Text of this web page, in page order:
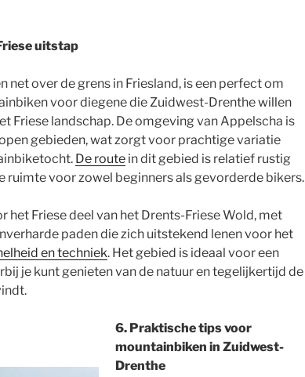
uitstap
net over de grens in Friesland, is een perfect om
voor diegene die Zuidwest-Drenthe willen
Friese landschap. De omgeving van Appelscha is
gebieden, wat zorgt voor prachtige variatie
De route in dit gebied is relatief rustig
ruimte voor zowel beginners als gevorderde bikers.
het Friese deel van het Drents-Friese Wold, met
paden die zich uitstekend lenen voor het
en techniek. Het gebied is ideaal voor een
je kunt genieten van de natuur en tegelijkertijd de
6. Praktische tips voor
mountainbiken in Zuidwest-
Drenthe